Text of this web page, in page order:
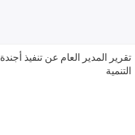
تقرير المدير العام عن تنفيذ أجندة
التنمية